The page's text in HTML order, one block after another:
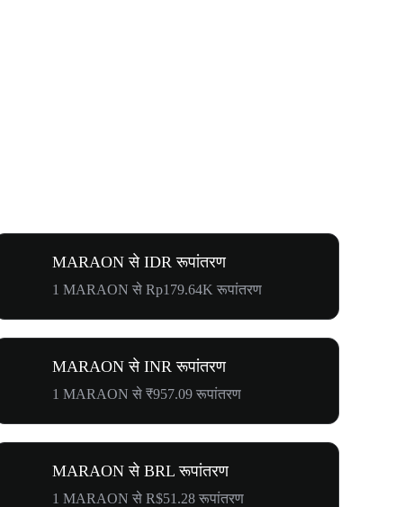
MARAON से IDR रूपांतरण
1 MARAON से Rp179.64K रूपांतरण
MARAON से INR रूपांतरण
1 MARAON से ₹957.09 रूपांतरण
MARAON से BRL रूपांतरण
1 MARAON से R$51.28 रूपांतरण